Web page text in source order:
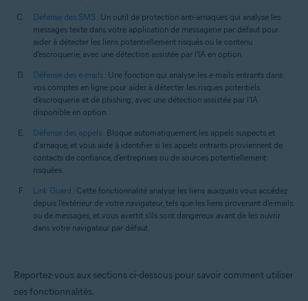
Défense des SMS : Un outil de protection anti-arnaques qui analyse les
messages texte dans votre application de messagerie par défaut pour
aider à détecter les liens potentiellement risqués ou le contenu
d'escroquerie, avec une détection assistée par l'IA en option.
Défense des e-mails : Une fonction qui analyse les e-mails entrants dans
vos comptes en ligne pour aider à détecter les risques potentiels
d'escroquerie et de phishing, avec une détection assistée par l'IA
disponible en option.
Défense des appels : Bloque automatiquement les appels suspects et
d'arnaque, et vous aide à identifier si les appels entrants proviennent de
contacts de confiance, d'entreprises ou de sources potentiellement
risquées.
Link Guard : Cette fonctionnalité analyse les liens auxquels vous accédez
depuis l'extérieur de votre navigateur, tels que les liens provenant d'e-mails
ou de messages, et vous avertit s'ils sont dangereux avant de les ouvrir
dans votre navigateur par défaut.
Reportez-vous aux sections ci-dessous pour savoir comment utiliser
ces fonctionnalités.